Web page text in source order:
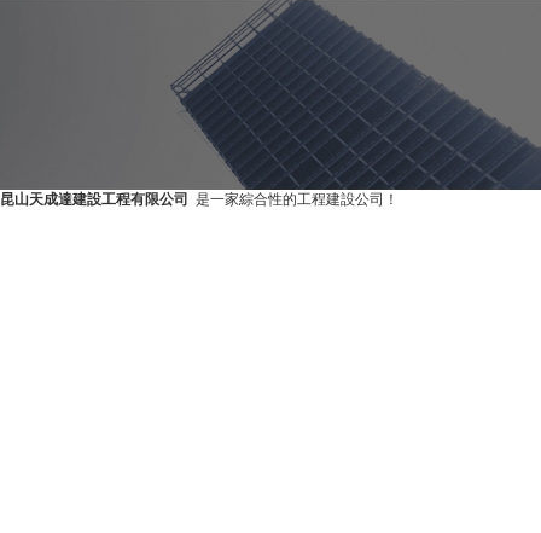
昆山天成達建設工程有限公司 是一家綜合性的工程建設公司！